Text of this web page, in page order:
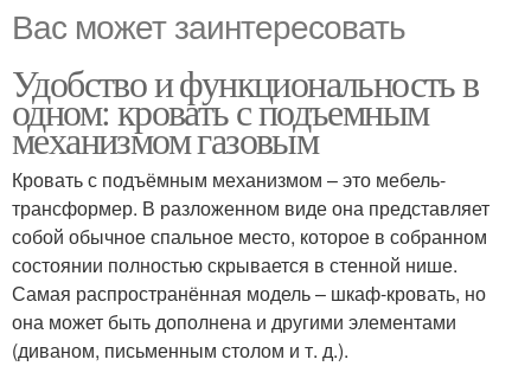
Вас может заинтересовать
Удобство и функциональность в
одном: кровать с подъемным
механизмом газовым
Кровать с подъёмным механизмом – это мебель-
трансформер. В разложенном виде она представляет
собой обычное спальное место, которое в собранном
состоянии полностью скрывается в стенной нише.
Самая распространённая модель – шкаф-кровать, но
она может быть дополнена и другими элементами
(диваном, письменным столом и т. д.).